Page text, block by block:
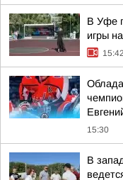
В Уфе
игры
15:42
15:30
В